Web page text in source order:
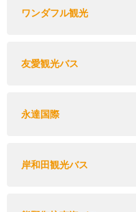
ワンダフル観光
友愛観光バス
永達国際
岸和田観光バス